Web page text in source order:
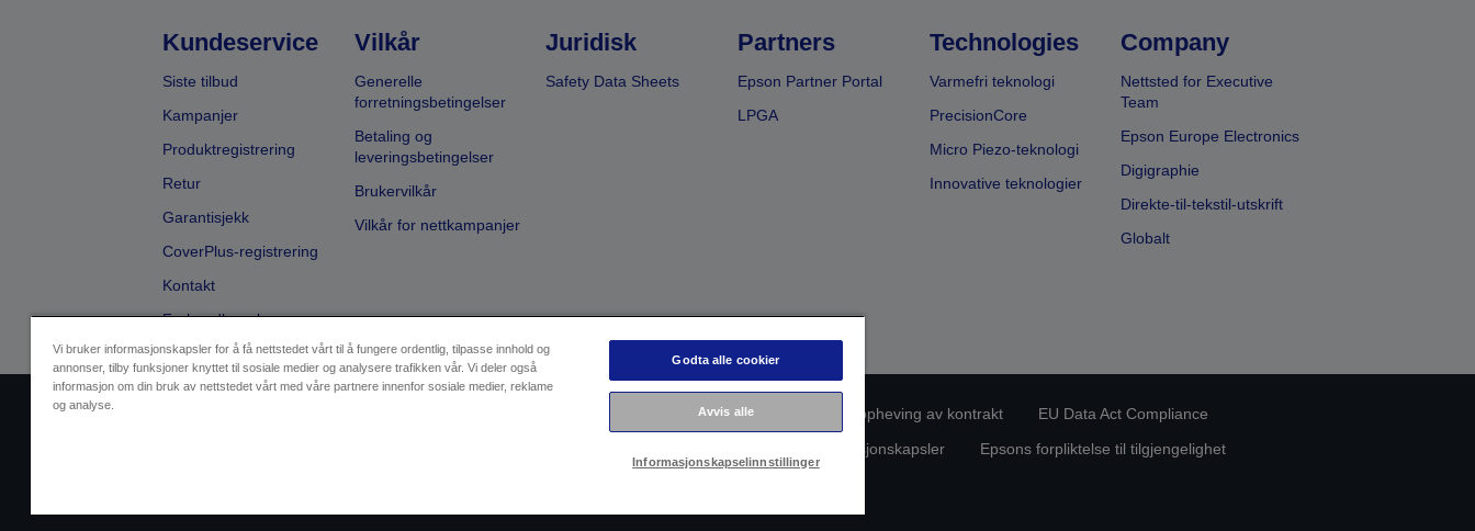
Kundeservice
Siste tilbud
Kampanjer
Produktregistrering
Retur
Garantisjekk
CoverPlus-registrering
Kontakt
Forhandlersøk
Vilkår
Generelle
forretningsbetingelser
Betaling og
leveringsbetingelser
Brukervilkår
Vilkår for nettkampanjer
Juridisk
Safety Data Sheets
Partners
Epson Partner Portal
LPGA
Technologies
Varmefri teknologi
PrecisionCore
Micro Piezo-teknologi
Innovative teknologier
Company
Nettsted for Executive
Team
Epson Europe Electronics
Digigraphie
Direkte-til-tekstil-utskrift
Globalt
Personvernerklæring Oppheving av kontrakt
EU Data Act Compliance
Informasjon om informasjonskapsler Epsons forpliktelse til tilgjengelighet
Vi bruker informasjonskapsler for å få nettstedet vårt til å fungere ordentlig, tilpasse innhold og
annonser, tilby funksjoner knyttet til sosiale medier og analysere trafikken vår. Vi deler også
informasjon om din bruk av nettstedet vårt med våre partnere innenfor sosiale medier, reklame
og analyse.
Godta alle cookier
Avvis alle
Informasjonskapselinnstillinger